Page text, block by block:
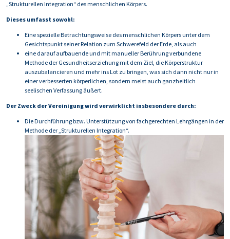
„Strukturellen Integration“ des menschlichen Körpers.
Dieses umfasst sowohl:
Eine spezielle Betrachtungsweise des menschlichen Körpers unter dem
Gesichtspunkt seiner Relation zum Schwerefeld der Erde, als auch
eine darauf aufbauende und mit manueller Berührung verbundene
Methode der Gesundheitserziehung mit dem Ziel, die Körperstruktur
auszubalancieren und mehr ins Lot zu bringen, was sich dann nicht nur in
einer verbesserten körperlichen, sondern meist auch ganzheitlich
seelischen Verfassung äußert.
Der Zweck der Vereinigung wird verwirklicht insbesondere durch:
Die Durchführung bzw. Unterstützung von fachgerechten Lehrgängen in der
Methode der „Strukturellen Integration“.